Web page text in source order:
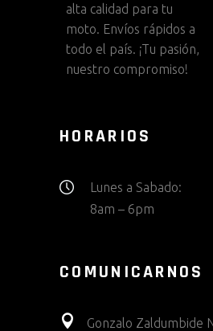
alta calidad para tu
moto. Envíos rápidos a
todo el país. ¡Tu pasión,
nuestro compromiso!
HORARIOS
Lunes a Sabado:
8am – 6pm
COMUNICARNOS
Gonzalo Zaldumbide